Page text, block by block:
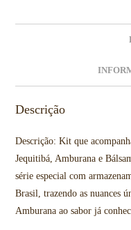
Descrição
Descrição: Kit que
Jequitibá, Amburana e
série especial com
Brasil, trazendo as nuances
Amburana ao sabor já